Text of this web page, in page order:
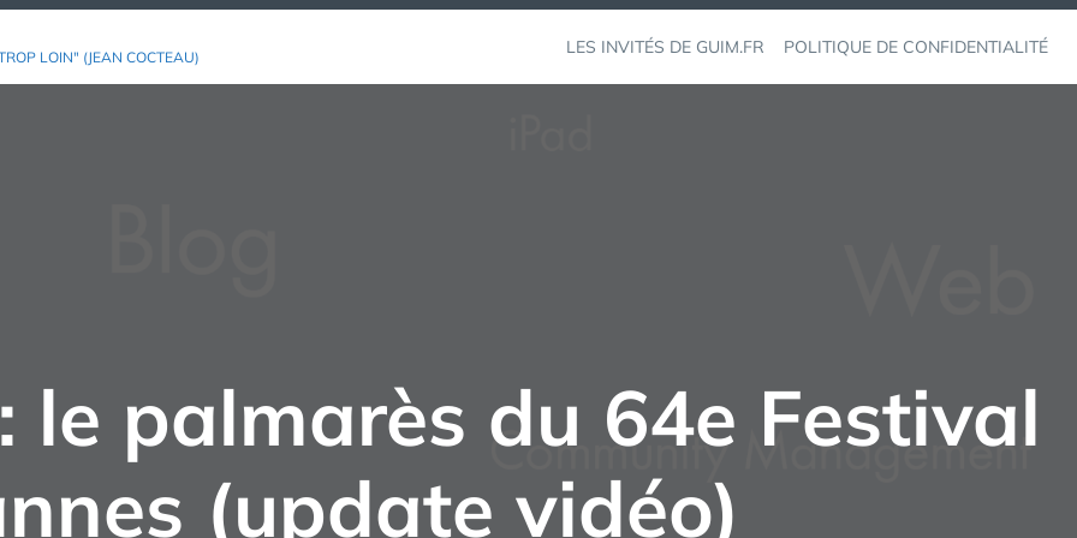
LOIN" (JEAN COCTEAU) LES INVITÉS DE GUIM.FR POLITIQUE DE CONFIDENTIALITÉ
le palmarès du 64e Festival
(update vidéo)